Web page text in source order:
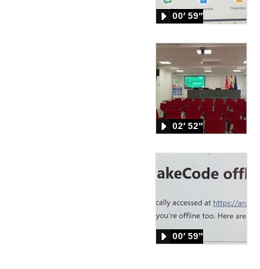
00′ 59″
02′ 52″
00′ 59″